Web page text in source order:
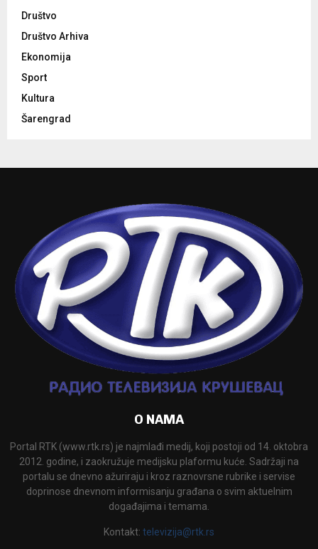
Društvo
Društvo Arhiva
Ekonomija
Sport
Kultura
Šarengrad
O NAMA
Portal RTK (www.rtk.rs) je najmlađi medij, koji postoji od 14. oktobra
2012. godine, i zaokružuje medijsku plaformu kuće. Sadržaji na
portalu se dnevno ažuriraju i kroz raznovrsne rubrike i servise
doprinose dnevnom informisanju građana o svim aktuelnim
događajima i temama.
Kontakt: televizija@rtk.rs